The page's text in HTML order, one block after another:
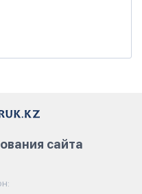
сайта